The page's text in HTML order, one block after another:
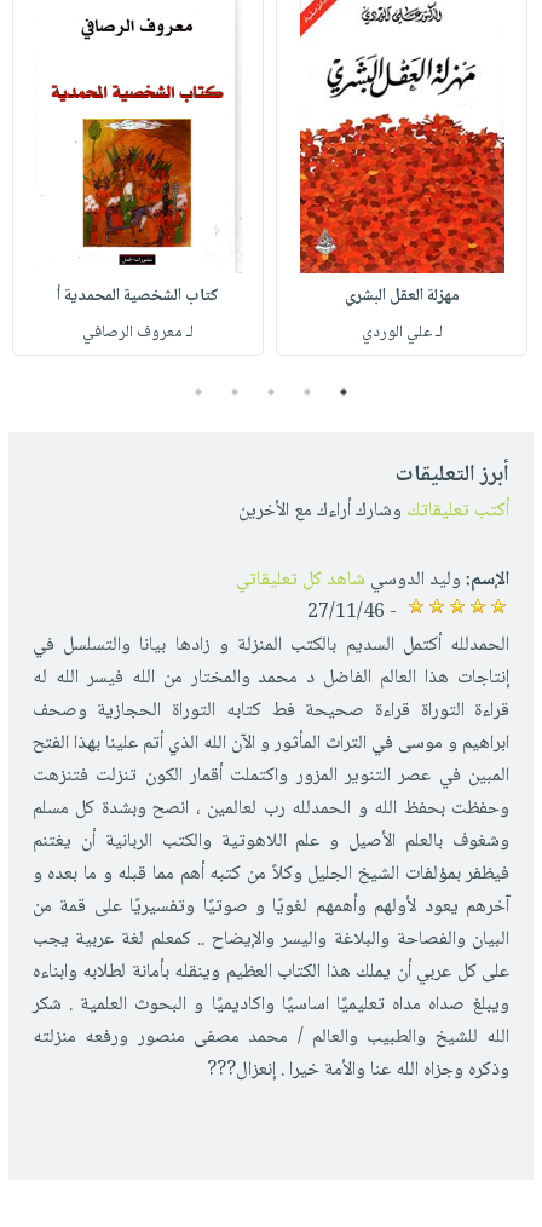
مهزلة العقل البشري
لـ علي الوردي
كتاب الشخصية المحمدية أ
لـ معروف الرصافي
1
2
3
4
5
أبرز التعليقات
أكتب تعليقاتك وشارك أراءك مع الأخرين
الإسم:وليد الدوسي شاهد كل تعليقاتي
- 27/11/46
الحمدلله أكتمل السديم بالكتب المنزلة و زادها بيانا والتسلسل في
إنتاجات هذا العالم الفاضل د محمد والمختار من الله فيسر الله له
قراءة التوراة قراءة صحيحة فط كتابه التوراة الحجازية وصحف
ابراهيم و موسى في التراث المأثور و الآن الله الذي أتم علينا بهذا الفتح
المبين في عصر التنوير المزور واكتملت أقمار الكون تنزلت فتنزهت
وحفظت بحفظ الله و الحمدلله رب لعالمين ، انصح وبشدة كل مسلم
وشغوف بالعلم الأصيل و علم اللاهوتية والكتب الربانية أن يغتنم
فيظفر بمؤلفات الشيخ الجليل وكلاً من كتبه أهم مما قبله و ما بعده و
آخرهم يعود لأولهم وأهمهم لغويًا و صوتيًا وتفسيريًا على قمة من
البيان والفصاحة والبلاغة واليسر والإيضاح .. كمعلم لغة عربية يجب
على كل عربي أن يملك هذا الكتاب العظيم وينقله بأمانة لطلابه وابناءه
ويبلغ صداه مداه تعليميًا اساسيًا واكاديميًا و البحوث العلمية . شكر
الله للشيخ والطبيب والعالم / محمد مصفى منصور ورفعه منزلته
وذكره وجزاه الله عنا والأمة خيرا . إنعزال???